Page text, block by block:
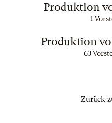
Produktion
1
Produktion
63
Zurück